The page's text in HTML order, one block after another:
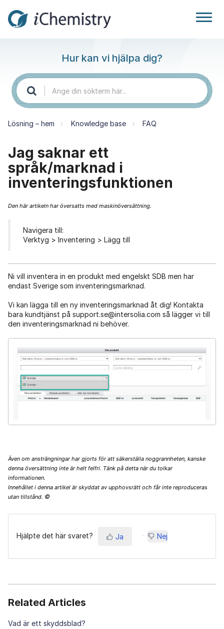
Hur kan vi hjälpa dig?
Lösning – hem Knowledge base FAQ
Jag saknar ett
språk/marknad i
inventeringsfunktionen
Den här artikeln har översatts med maskinöversättning.
Navigera till:
Verktyg > Inventering > Lägg till
Ni vill inventera in en produkt med engelskt SDB men har
endast Sverige som inventeringsmarknad.
Vi kan lägga till en ny inventeringsmarknad åt dig! Kontakta
bara kundtjänst på support.se@intersolia.com så lägger vi till
den inventeringsmarknad ni behöver.
Även om ansträngningar har gjorts för att säkerställa noggrannheten, kanske
denna översättning inte är helt felfri. Tänk på detta när du tolkar
informationen.
Innehållet i denna artikel är skyddat av upphovsrätt och får inte reproduceras
utan tillstånd. ©
Hjälpte det här svaret? Ja Nej
Related Articles
Vad är ett skyddsblad?